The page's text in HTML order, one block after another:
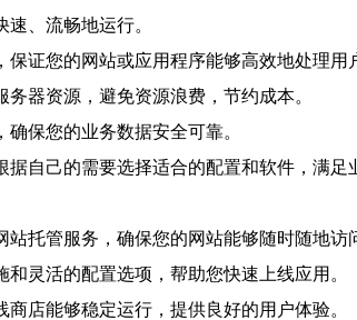
、流畅地运行。
证您的网站或应用程序能够高效地处理用
器资源，避免资源浪费，节约成本。
保您的业务数据安全可靠。
自己的需要选择适合的配置和软件，满足
托管服务，确保您的网站能够随时随地访
灵活的配置选项，帮助您快速上线应用。
店能够稳定运行，提供良好的用户体验。